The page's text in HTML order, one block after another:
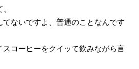
てないですよ、普通のことなんです
スコーヒーをクイッて飲みながら言